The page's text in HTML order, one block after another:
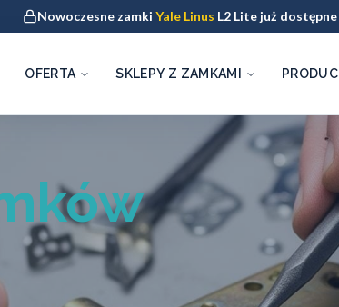
Nowoczesne zamki Yale Linus L2 Lite już
OFERTA SKLEPY Z ZAMKAMI